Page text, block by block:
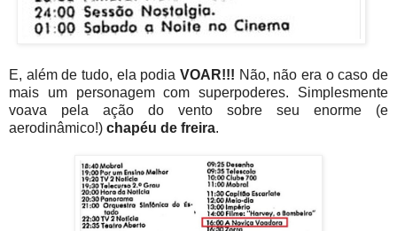
E, além de tudo, ela podia VOAR!!! Não, não era o caso de
mais um personagem com superpoderes. Simplesmente
voava pela ação do vento sobre seu enorme (e
aerodinâmico!) chapéu de freira.